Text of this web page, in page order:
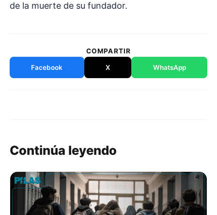
de la muerte de su fundador.
COMPARTIR
Facebook X WhatsApp
Continúa leyendo